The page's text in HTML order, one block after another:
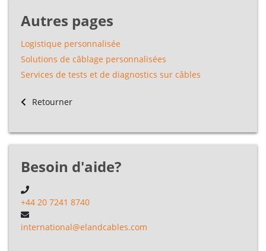
Autres pages
Logistique personnalisée
Solutions de câblage personnalisées
Services de tests et de diagnostics sur câbles
Retourner
Besoin d'aide?
+44 20 7241 8740
international@elandcables.com